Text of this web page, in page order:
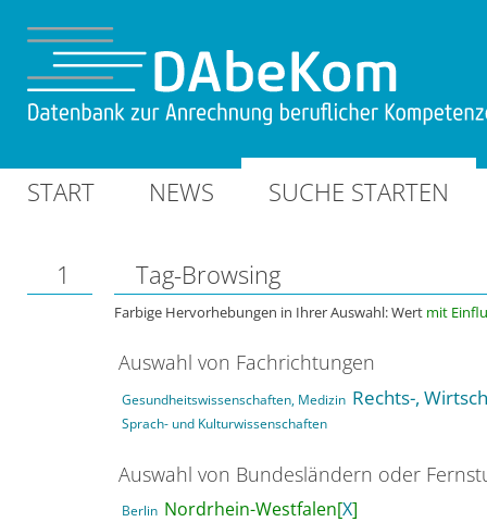
START NEWS SUCHE STARTEN
1 Tag-Browsing
Farbige Hervorhebungen in Ihrer Auswahl: Wert mit
Auswahl von Fachrichtungen
Gesundheitswissenschaften, Medizin Rechts-,
Sprach- und Kulturwissenschaften
Auswahl von Bundesländern oder
Berlin Nordrhein-Westfalen[X]